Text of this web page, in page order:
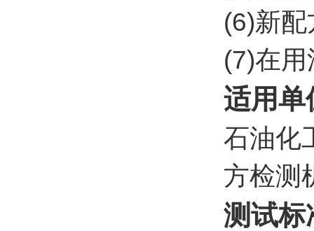
(6)新
(7)在
适用单
石油化
方检测
测试标